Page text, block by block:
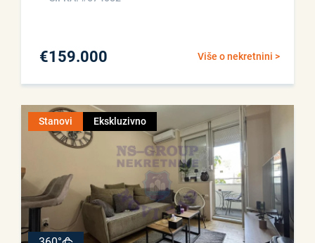
Više o nekretnini >
€159.000
Stanovi Ekskluzivno